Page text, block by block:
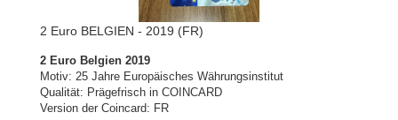
2 Euro BELGIEN - 2019 (FR)
2 Euro Belgien 2019
Motiv: 25 Jahre Europäisches Währungsinstitut
Qualität: Prägefrisch in COINCARD
Version der Coincard: FR